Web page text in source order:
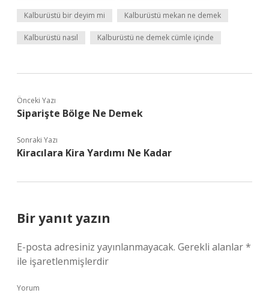
Kalburüstü bir deyim mi Kalburüstü mekan ne demek
Kalburüstü nasıl Kalburüstü ne demek cümle içinde
Önceki Yazı
Siparişte Bölge Ne Demek
Sonraki Yazı
Kiracılara Kira Yardımı Ne Kadar
Bir yanıt yazın
E-posta adresiniz yayınlanmayacak. Gerekli alanlar*
ile işaretlenmişlerdir
Yorum